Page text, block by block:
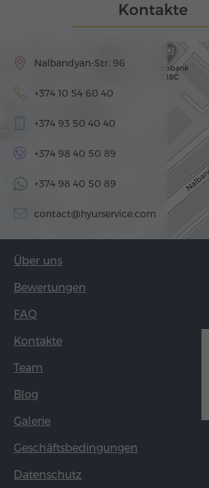
Kontakte
Nalbandyan-Str. 96
+374 10 54 60 40
+374 93 50 40 40
+374 98 40 50 89
+374 98 40 50 89
contact@hyurservice.com
Über uns
Bewertungen
FAQ
Kontakte
Team
Blog
Galerie
Geschäftsbedingungen
Datenschutz